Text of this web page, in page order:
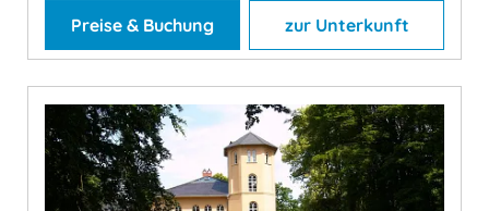
Preise & Buchung zur Unterkunft